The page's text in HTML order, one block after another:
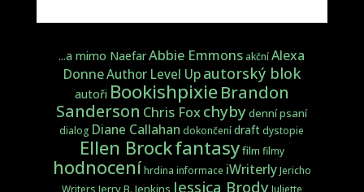
...a mimo NaefarAbbie Emmons akční Alexa
DonneAuthor Level Upautorský blok
autoři BookishpixieBrandon
Sanderson Chris Foxchybydenní psaní
dialog Diane Callahan dokončení draft dystopie
Ellen Brockfantasyfilm filmy
hodnoceníhrdina informace iWriterlyJericho
Writers Jerry B. Jenkins Jessica BrodyJuliette